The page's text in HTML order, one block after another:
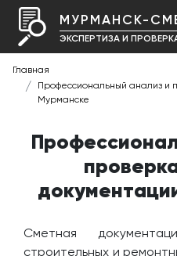
МУРМАНСК-
ЭКСПЕРТИЗА И
Главная
Профессиональный анализ и
Мурманске
Сметная
строительных и